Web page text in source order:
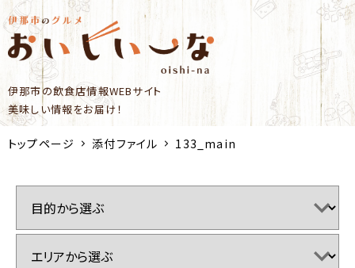
伊那市の飲食店情報WEBサイト
美味しい情報をお届け！
トップページ 添付ファイル 133_main